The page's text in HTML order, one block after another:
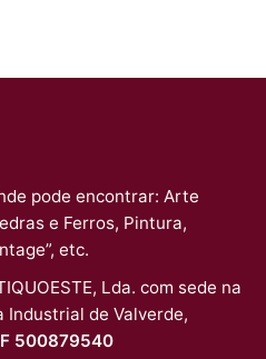
pode encontrar: Arte
e Ferros, Pintura,
etc.
Lda. com sede na
Industrial de Valverde,
500879540